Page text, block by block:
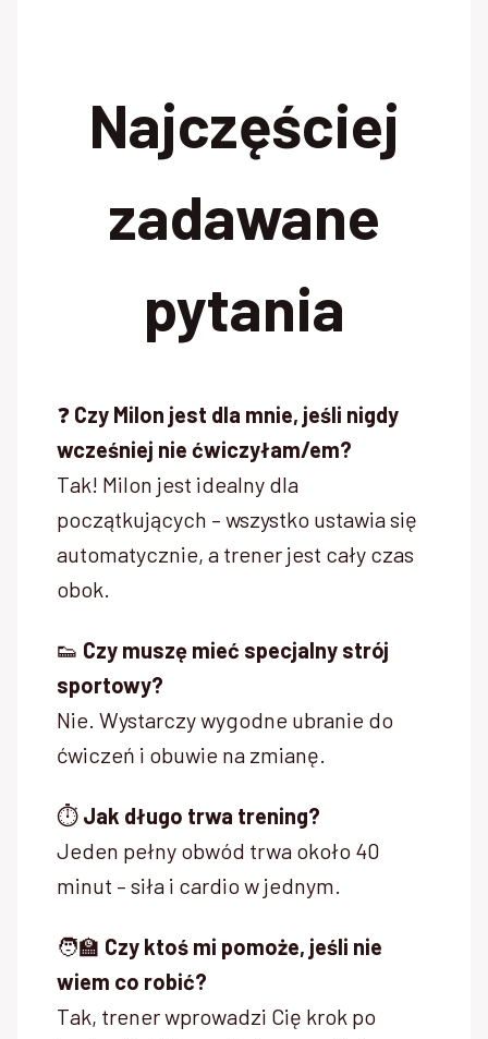
Najczęściej
zadawane
pytania
❓ Czy Milon jest dla mnie, jeśli nigdy
wcześniej nie ćwiczyłam/em?
Tak! Milon jest idealny dla
początkujących – wszystko ustawia się
automatycznie, a trener jest cały czas
obok.
👟 Czy muszę mieć specjalny strój
sportowy?
Nie. Wystarczy wygodne ubranie do
ćwiczeń i obuwie na zmianę.
⏱️ Jak długo trwa trening?
Jeden pełny obwód trwa około 40
minut – siła i cardio w jednym.
🧑‍🏫 Czy ktoś mi pomoże, jeśli nie
wiem co robić?
Tak, trener wprowadzi Cię krok po